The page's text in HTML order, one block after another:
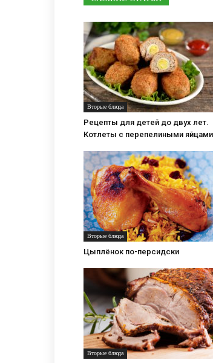
Вторые блюда
Рецепты для детей до двух лет.
Котлеты с перепелиными яйцами
Вторые блюда
Цыплёнок по-персидски
Вторые блюда